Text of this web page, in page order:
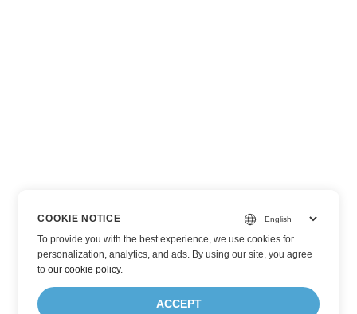
COOKIE NOTICE
To provide you with the best experience, we use cookies for
personalization, analytics, and ads. By using our site, you agree
toour cookie policy.
ACCEPT